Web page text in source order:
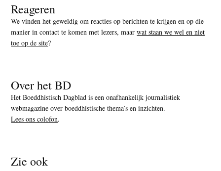
Reageren
We vinden het geweldig om reacties op berichten te krijgen en op die
manier in contact te komen met lezers, maarwat staan we wel en niet
toe op de site?
Over het BD
Het Boeddhistisch Dagblad is een onafhankelijk journalistiek
webmagazine over boeddhistische thema’s en inzichten.
Lees ons colofon.
Zie ook